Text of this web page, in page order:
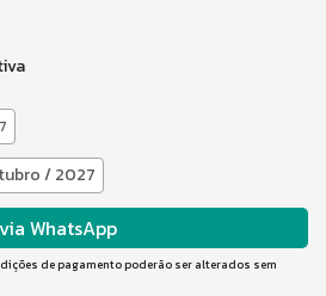
/ 2027
WhatsApp
de pagamento poderão ser alterados sem